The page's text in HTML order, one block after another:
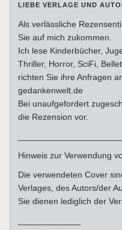
LIEBE VERLAGE UND
Als verlässliche
Sie auf mich zukommen.
Ich lese Kinderbücher,
Thriller, Horror, SciFi,
richten Sie ihre Anfragen
gedankenwelt.de
Bei unaufgefordert
die Rezension vor.
Hinweis zur Verwendung
Die verwendeten Cover
Verlages, des Autors/der
Sie dienen lediglich der